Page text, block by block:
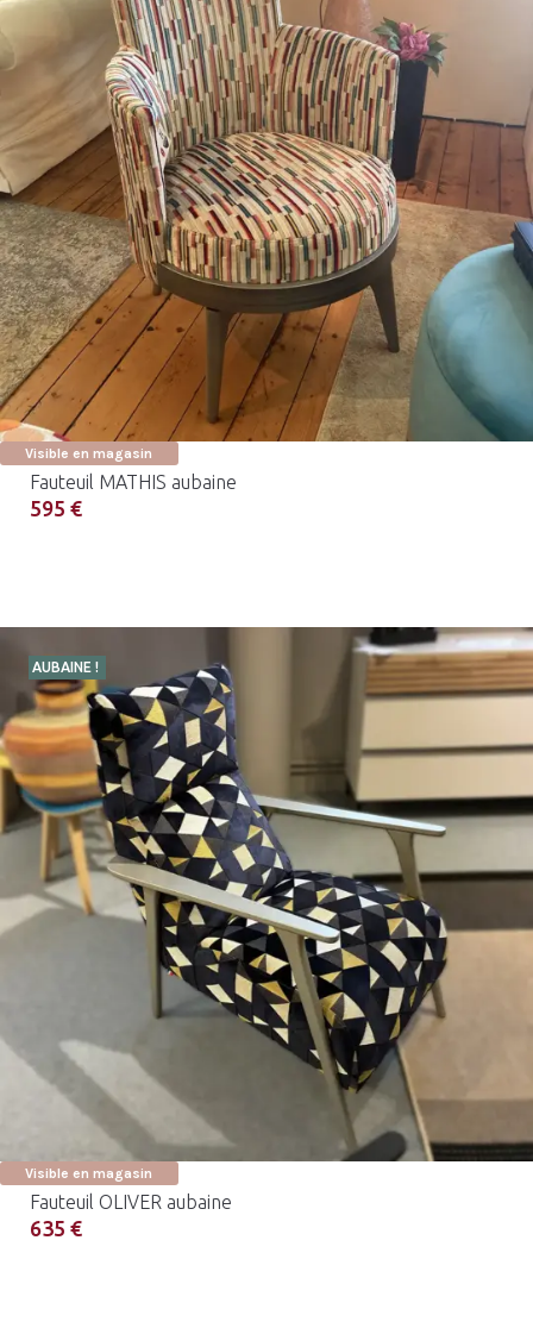
Visible en magasin
Fauteuil MATHIS aubaine
595 €
AUBAINE !
Visible en magasin
Fauteuil OLIVER aubaine
635 €